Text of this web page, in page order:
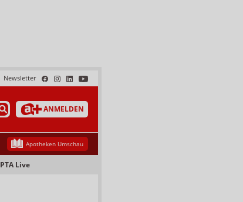
Newsletter
ANMELDEN
Apotheken Umschau
PTA Live